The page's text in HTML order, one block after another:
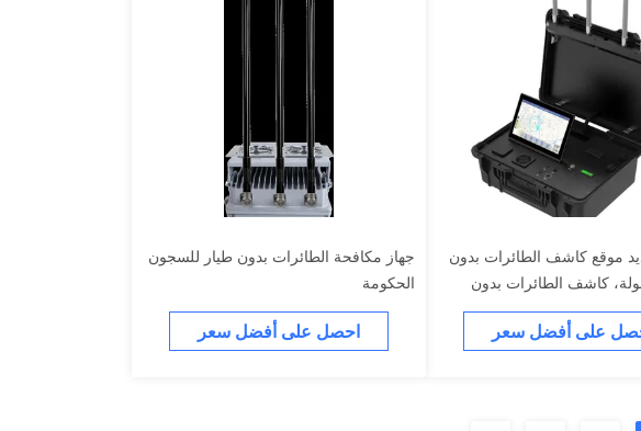
موقع كاشف الطائرات بدون
كاشف الطائرات بدون
على أفضل سعر
جهاز مكافحة الطائرات بدون طيار للسجون
الحكومة
احصل على أفضل سعر